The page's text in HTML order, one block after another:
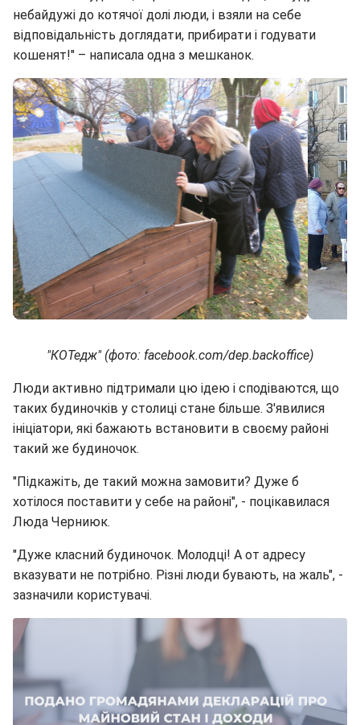
небайдужі до котячої долі люди, і взяли на себе
відповідальність доглядати, прибирати і годувати
кошенят!" – написала одна з мешканок.
"КОТедж" (фото: facebook.com/dep.backoffice)
Люди активно підтримали цю ідею і сподіваются, що
таких будиночків у столиці стане більше. З'явилися
ініціатори, які бажають встановити в своєму районі
такий же будиночок.
"Підкажіть, де такий можна замовити? Дуже б
хотілося поставити у себе на районі", - поцікавилася
Люда Черниюк.
"Дуже класний будиночок. Молодці! А от адресу
вказувати не потрібно. Різні люди бувають, на жаль", -
зазначили користувачі.